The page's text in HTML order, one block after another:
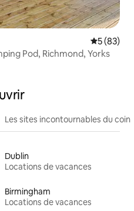
Note
5 (83)
Pod, Richmond, Yorks
Les sites incontournables du coin
Dublin
Locations de vacances
Birmingham
Locations de vacances